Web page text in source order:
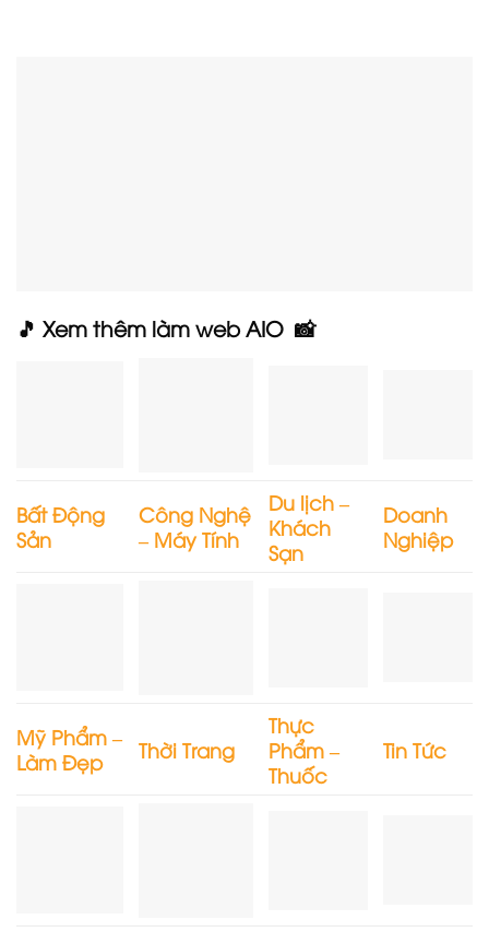
🎵 Xem thêm làm web AIO 📸
Bất Động
Sản
Công Nghệ
– Máy Tính
Du lịch –
Khách
Sạn
Doanh
Nghiệp
Mỹ Phẩm –
Làm Đẹp
Thời Trang
Thực
Phẩm –
Thuốc
Tin Tức